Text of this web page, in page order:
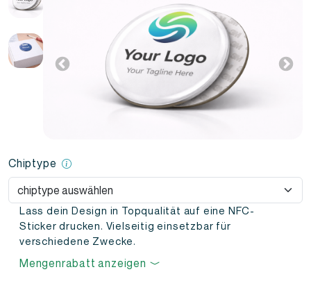
Chiptype
Lass dein Design in Topqualität auf eine NFC-
Sticker drucken. Vielseitig einsetzbar für
verschiedene Zwecke.
Mengenrabatt anzeigen